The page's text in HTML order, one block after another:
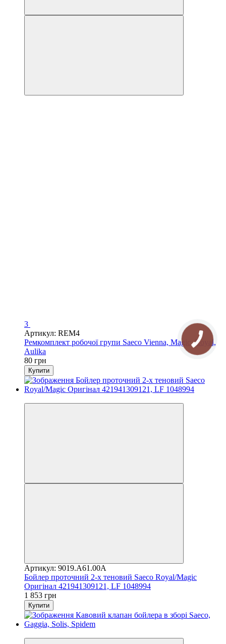
3
Артикул: REM4
Ремкомплект робочої групи Saeco Vienna, Magic, Royal,
Aulika
80 грн
Купити
Артикул: 9019.A61.00A
Бойлер проточний 2-х теновий Saeco Royal/Magic
Оригінал 421941309121, LF 1048994
1 853 грн
Купити